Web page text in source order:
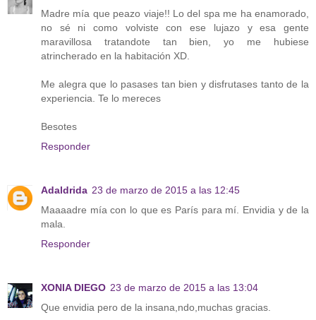
Madre mía que peazo viaje!! Lo del spa me ha enamorado,
no sé ni como volviste con ese lujazo y esa gente
maravillosa tratandote tan bien, yo me hubiese
atrincherado en la habitación XD.
Me alegra que lo pasases tan bien y disfrutases tanto de la
experiencia. Te lo mereces
Besotes
Responder
Adaldrida 23 de marzo de 2015 a las 12:45
Maaaadre mía con lo que es París para mí. Envidia y de la
mala.
Responder
XONIA DIEGO 23 de marzo de 2015 a las 13:04
Que envidia pero de la insana,ndo,muchas gracias.